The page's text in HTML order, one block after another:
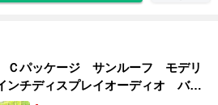
パッケージ サンルーフ モデリ
チディスプレイオーディオ バッ